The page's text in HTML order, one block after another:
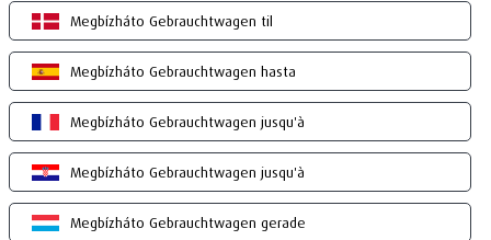
Megbízháto Gebrauchtwagen til
Megbízháto Gebrauchtwagen hasta
Megbízháto Gebrauchtwagen jusqu'à
Megbízháto Gebrauchtwagen jusqu'à
Megbízháto Gebrauchtwagen gerade